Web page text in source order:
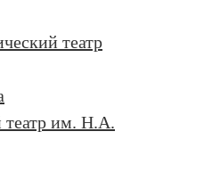
театр
театр им. Н.А.